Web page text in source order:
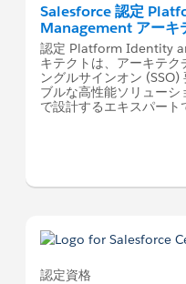
Salesforce 認定
Management アーキ
認定 Platform Identity
キテクトは、アーキテ
ングルサインオン
ブルな高性能ソリュー
で設計するエキスパート
認定資格